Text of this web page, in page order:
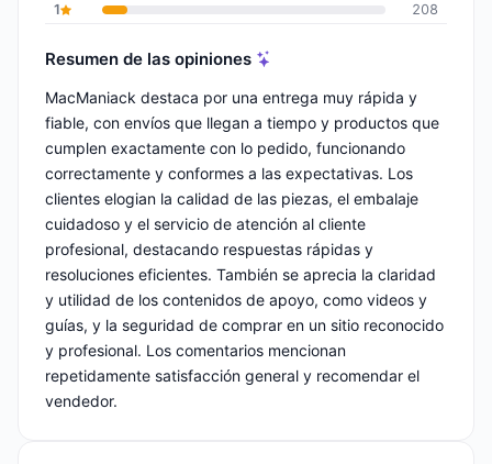
1
208
Resumen de las opiniones
MacManiack destaca por una entrega muy rápida y
fiable, con envíos que llegan a tiempo y productos que
cumplen exactamente con lo pedido, funcionando
correctamente y conformes a las expectativas. Los
clientes elogian la calidad de las piezas, el embalaje
cuidadoso y el servicio de atención al cliente
profesional, destacando respuestas rápidas y
resoluciones eficientes. También se aprecia la claridad
y utilidad de los contenidos de apoyo, como videos y
guías, y la seguridad de comprar en un sitio reconocido
y profesional. Los comentarios mencionan
repetidamente satisfacción general y recomendar el
vendedor.